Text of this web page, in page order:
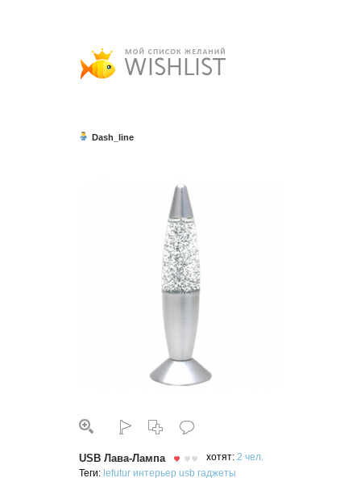
Dash_line
USB Лава-Лампа хотят: 2 чел.
Теги: lefutur интерьер usb гаджеты